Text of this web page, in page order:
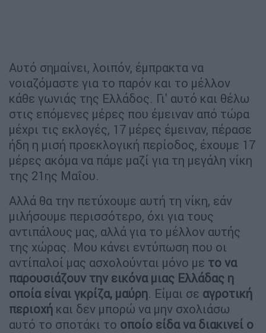
Αυτό σημαίνει, λοιπόν, έμπρακτα να
νοιαζόμαστε για το παρόν και το μέλλον
κάθε γωνιάς της Ελλάδος. Γι' αυτό και θέλω
στις επόμενες μέρες που έμειναν από τώρα
μέχρι τις εκλογές, 17 μέρες έμειναν, πέρασε
ήδη η μισή προεκλογική περίοδος, έχουμε 17
μέρες ακόμα να πάμε μαζί για τη μεγάλη νίκη
της 21ης Μαΐου.
Αλλά θα την πετύχουμε αυτή τη νίκη, εάν
μιλήσουμε περισσότερο, όχι για τους
αντιπάλους μας, αλλά για το μέλλον αυτής
της χώρας. Μου κάνει εντύπωση που οι
αντίπαλοί μας ασχολούνται μόνο με το να
παρουσιάζουν την εικόνα μιας Ελλάδας η
οποία είναι γκρίζα, μαύρη. Είμαι σε αγροτική
περιοχή και δεν μπορώ να μην σχολιάσω
αυτό το σποτάκι το οποίο είδα να διακινεί ο